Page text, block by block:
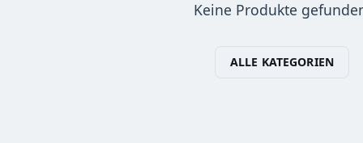
Keine Produkte
ALLE KATEGORIEN